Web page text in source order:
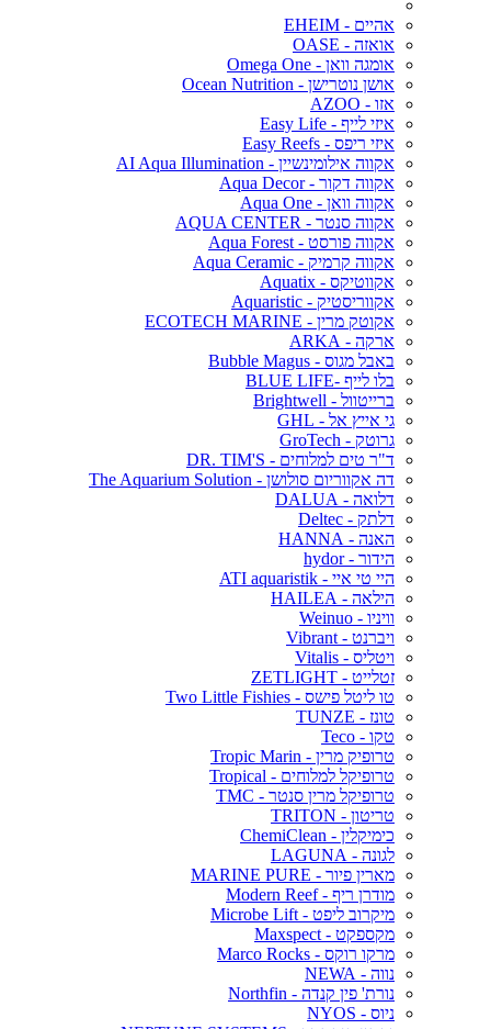
אהיים - EHEIM
אואזה - OASE
אומגה וואן - Omega One
אושן נוטרישן - Ocean Nutrition
אזו - AZOO
איזי לייף - Easy Life
איזי ריפס - Easy Reefs
אקווה אילומינשיין - AI Aqua Illumination
אקווה דקור - Aqua Decor
אקווה וואן - Aqua One
אקווה סנטר - AQUA CENTER
אקווה פורסט - Aqua Forest
אקווה קרמיק - Aqua Ceramic
אקווטיקס - Aquatix
אקווריסטיק - Aquaristic
אקוטק מרין - ECOTECH MARINE
ארקה - ARKA
באבל מגוס - Bubble Magus
בלו לייף -BLUE LIFE
ברייטוול - Brightwell
גי אייץ אל - GHL
גרוטק - GroTech
ד"ר טים למלוחים - DR. TIM'S
דה אקווריום סולושן - The Aquarium Solution
דלואה - DALUA
דלתק - Deltec
האנה - HANNA
הידור - hydor
היי טי איי - ATI aquaristik
הילאה - HAILEA
וויניו - Weinuo
ויברנט - Vibrant
ויטליס - Vitalis
זטלייט - ZETLIGHT
טו ליטל פישס - Two Little Fishies
טונז - TUNZE
טקו - Teco
טרופיק מרין - Tropic Marin
טרופיקל למלוחים - Tropical
טרופיקל מרין סנטר - TMC
טריטון - TRITON
כימיקלין - ChemiClean
לגונה - LAGUNA
מארין פיור - MARINE PURE
מודרן ריף - Modern Reef
מיקרוב ליפט - Microbe Lift
מקספקט - Maxspect
מרקו רוקס - Marco Rocks
נווה - NEWA
נורת' פין קנדה - Northfin
ניוס - NYOS